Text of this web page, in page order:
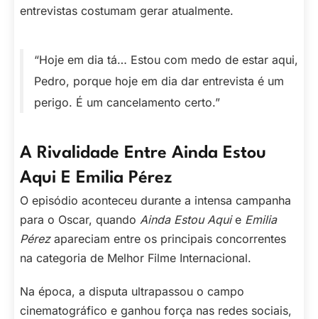
entrevistas costumam gerar atualmente.
“Hoje em dia tá… Estou com medo de estar aqui,
Pedro, porque hoje em dia dar entrevista é um
perigo. É um cancelamento certo.”
A Rivalidade Entre Ainda Estou
Aqui E Emilia Pérez
O episódio aconteceu durante a intensa campanha
para o Oscar, quando Ainda Estou Aquie Emilia
Pérezapareciam entre os principais concorrentes
na categoria de Melhor Filme Internacional.
Na época, a disputa ultrapassou o campo
cinematográfico e ganhou força nas redes sociais,